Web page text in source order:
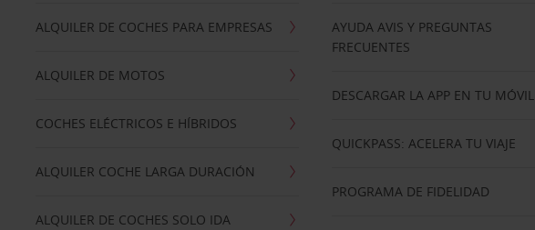
ALQUILER DE COCHES PARA EMPRESAS
ALQUILER DE MOTOS
COCHES ELÉCTRICOS E HÍBRIDOS
ALQUILER COCHE LARGA DURACIÓN
ALQUILER DE COCHES SOLO IDA
AYUDA AVIS Y PREGUNTAS
FRECUENTES
DESCARGAR LA APP EN TU MÓVIL
QUICKPASS: ACELERA TU VIAJE
PROGRAMA DE FIDELIDAD